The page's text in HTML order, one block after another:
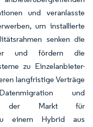
und veranlasste
um installierte
senken die
und fördern die
zu Einzelanbieter-
langfristige Verträge
und
der Markt für
zu einem Hybrid aus